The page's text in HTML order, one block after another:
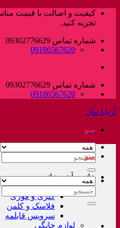
پرش
کیفیت و اصالت با قیمت
تجربه کنید.
شماره تماس 09302776629
09186567620
شماره تماس 09302776629
09186567620
آربابا مال
منو
جستجو
خانه و آشپزخانه
لوازم خانگی غیر برقی
کتری و قوری
فلاسک و کلمن
سرویس قابلمه
لوازم خانگی
منو
جستجو